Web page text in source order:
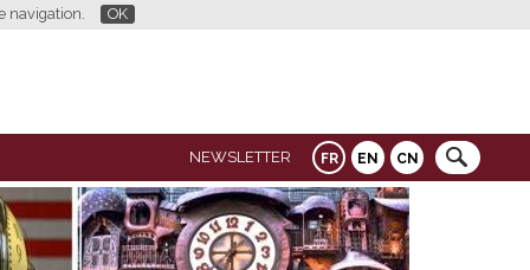
navigation. OK
FR EN CN
NEWSLETTER